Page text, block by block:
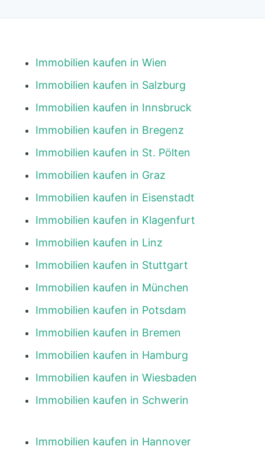
Immobilien kaufen in Wien
Immobilien kaufen in Salzburg
Immobilien kaufen in Innsbruck
Immobilien kaufen in Bregenz
Immobilien kaufen in St. Pölten
Immobilien kaufen in Graz
Immobilien kaufen in Eisenstadt
Immobilien kaufen in Klagenfurt
Immobilien kaufen in Linz
Immobilien kaufen in Stuttgart
Immobilien kaufen in München
Immobilien kaufen in Potsdam
Immobilien kaufen in Bremen
Immobilien kaufen in Hamburg
Immobilien kaufen in Wiesbaden
Immobilien kaufen in Schwerin
Immobilien kaufen in Hannover